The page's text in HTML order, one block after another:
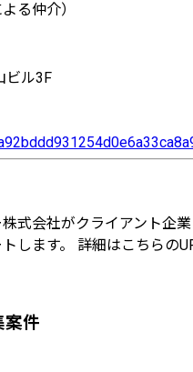
る仲介）
ビル3F
式会社がクライアント企
します。 詳細はこちらの
案件